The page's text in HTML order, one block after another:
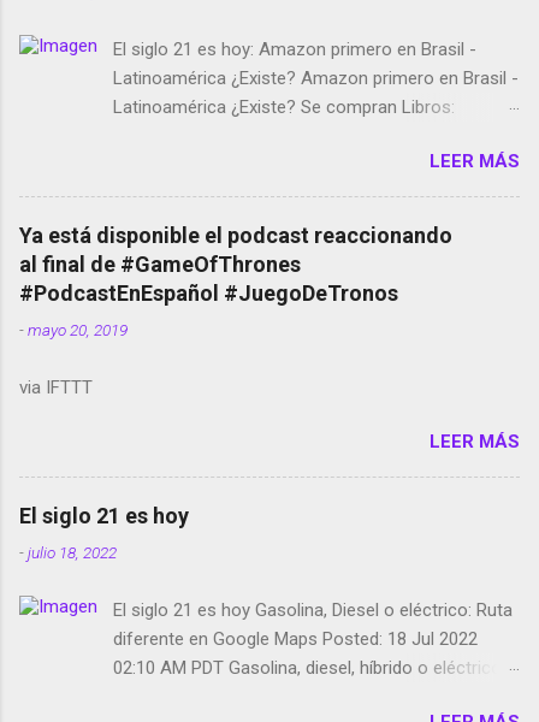
El siglo 21 es hoy: Amazon primero en Brasil -
Latinoamérica ¿Existe? Amazon primero en Brasil -
Latinoamérica ¿Existe? Se compran Libros:
temporada de Black Mirror Twitter deja de verificar
cuentas Responden los fotógrafos Brian May y el
copyright en Instagram Música y vídeo selfies en la
red social Riddley Scott saca a Kevin Spacey de su
película Francisco regaña a los que usan el
smartphone en sus misas La serie de la Tierra
Media GoBee - StartUp de bicicletas de alquiler
Live Photos en Google Photos Llegando Partimos
Dictados en Android El tamaño y su importancia...
LEER MÁS
Ya está disponible el podcast reaccionando
al final de #GameOfThrones
#PodcastEnEspañol #JuegoDeTronos
-mayo 20, 2019
via IFTTT
LEER MÁS
El siglo 21 es hoy
-julio 18, 2022
El siglo 21 es hoy Gasolina, Diesel o eléctrico: Ruta
diferente en Google Maps Posted: 18 Jul 2022
02:10 AM PDT Gasolina, diesel, híbrido o eléctrico: